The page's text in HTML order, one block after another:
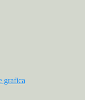
grafica